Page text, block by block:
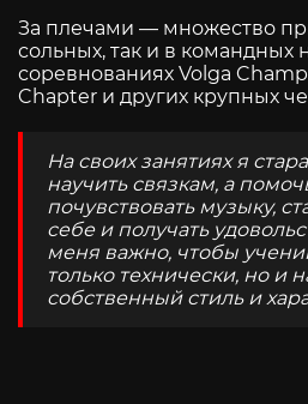
За плечами — множество
сольных, так и в командных
соревнованиях Volga
Chapter и других крупных
На своих занятиях я
научить связкам, а
почувствовать музыку,
себе и получать
меня важно, чтобы
только технически, но и
собственный стиль и